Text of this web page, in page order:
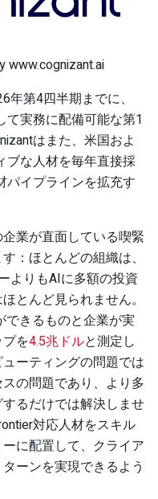
www.cognizant.ai
第4四半期までに、
て実務に配備可能な第1
はまた、米国およ
ブな人材を毎年直接採
パイプラインを拡充す
業が直面している喫緊
：ほとんどの組織は、
よりもAIに多額の投資
とんど見られません。
できるものと企業が実
を4.5兆ドルと測定し
ーティングの問題では
の問題であり、より多
るだけでは解決しませ
対応人材をスキル
に配置して、クライア
ーンを実現できるよう